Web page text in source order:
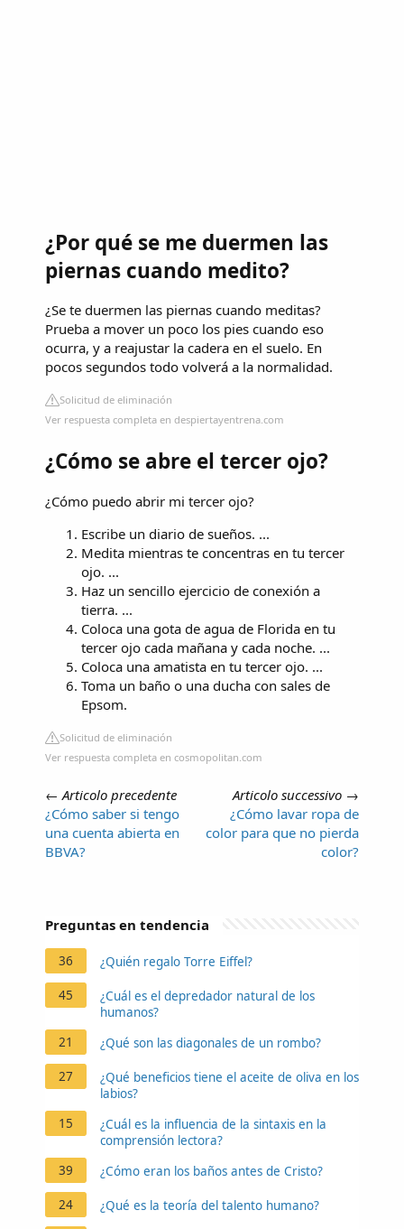
¿Por qué se me duermen las
piernas cuando medito?
¿Se te duermen las piernas cuando meditas?
Prueba a mover un poco los pies cuando eso
ocurra, y a reajustar la cadera en el suelo. En
pocos segundos todo volverá a la normalidad.
Solicitud de eliminación
Ver respuesta completa en despiertayentrena.com
¿Cómo se abre el tercer ojo?
¿Cómo puedo abrir mi tercer ojo?
Escribe un diario de sueños. ...
Medita mientras te concentras en tu tercer
ojo. ...
Haz un sencillo ejercicio de conexión a
tierra. ...
Coloca una gota de agua de Florida en tu
tercer ojo cada mañana y cada noche. ...
Coloca una amatista en tu tercer ojo. ...
Toma un baño o una ducha con sales de
Epsom.
Solicitud de eliminación
Ver respuesta completa en cosmopolitan.com
← Articolo precedente
¿Cómo saber si tengo
una cuenta abierta en
BBVA?
Articolo successivo →
¿Cómo lavar ropa de
color para que no pierda
color?
Preguntas en tendencia
36 ¿Quién regalo Torre Eiffel?
45
¿Cuál es el depredador natural de los
humanos?
21
¿Qué son las diagonales de un rombo?
27
¿Qué beneficios tiene el aceite de oliva en los
labios?
15
¿Cuál es la influencia de la sintaxis en la
comprensión lectora?
39
¿Cómo eran los baños antes de Cristo?
24 ¿Qué es la teoría del talento humano?